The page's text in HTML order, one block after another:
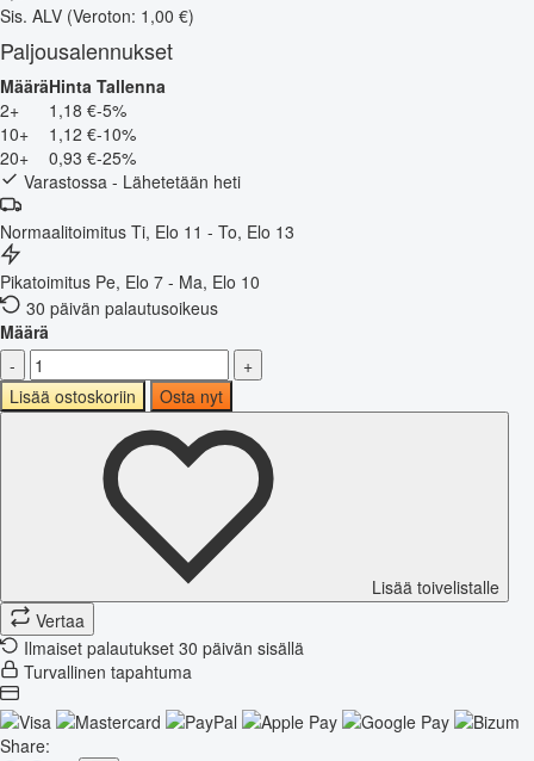
Sis. ALV (Veroton: 1,00 €)
Paljousalennukset
MääräHinta Tallenna
2+
1,18 €-5%
10+
1,12 €-10%
20+
0,93 €-25%
Varastossa - Lähetetään heti
Normaalitoimitus Ti, Elo 11 - To, Elo 13
Pikatoimitus Pe, Elo 7 - Ma, Elo 10
30 päivän palautusoikeus
Määrä
-
+
Lisää ostoskoriin
Osta nyt
Lisää toivelistalle
Vertaa
Ilmaiset palautukset 30 päivän sisällä
Turvallinen tapahtuma
Share: